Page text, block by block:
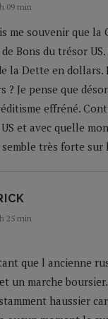
09 min
me souvenir que la
Bons du trésor
la Dette en dollars.
? Je pense que
effréné.
et avec quelle
très forte
25 min
que l ancienne
un marche boursier.
haussier